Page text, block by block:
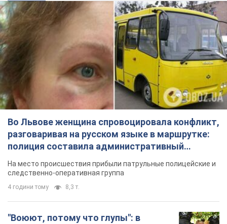
Во Львове женщина спровоцировала конфликт,
разговаривая на русском языке в маршрутке:
полиция составила административный
протокол. Видео
На место происшествия прибыли патрульные полицейские и
следственно-оперативная группа
4 години тому 8,3 т.
"Воюют, потому что глупы": в